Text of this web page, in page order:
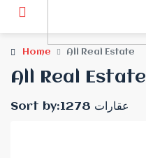
Home All Real Estate
All Real Estate
1278 عقارات Sort by: